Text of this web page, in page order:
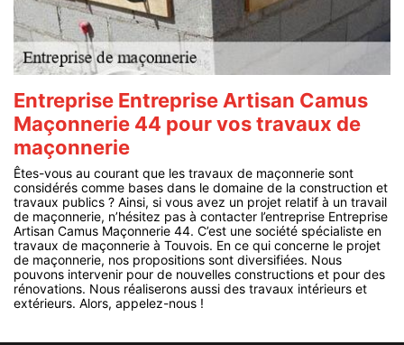
Entreprise Entreprise Artisan Camus
Maçonnerie 44 pour vos travaux de
maçonnerie
Êtes-vous au courant que les travaux de maçonnerie sont
considérés comme bases dans le domaine de la construction et
travaux publics ? Ainsi, si vous avez un projet relatif à un travail
de maçonnerie, n’hésitez pas à contacter l’entreprise Entreprise
Artisan Camus Maçonnerie 44. C’est une société spécialiste en
travaux de maçonnerie à Touvois. En ce qui concerne le projet
de maçonnerie, nos propositions sont diversifiées. Nous
pouvons intervenir pour de nouvelles constructions et pour des
rénovations. Nous réaliserons aussi des travaux intérieurs et
extérieurs. Alors, appelez-nous !